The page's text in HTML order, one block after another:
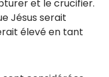
et le crucifier.
Jésus serait
élevé en tant